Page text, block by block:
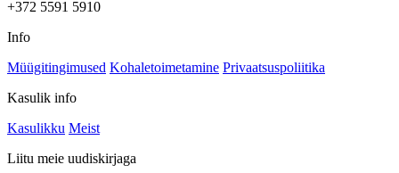
+372 5591 5910
Info
Müügitingimused Kohaletoimetamine Privaatsuspoliitika
Kasulik info
Kasulikku Meist
Liitu meie uudiskirjaga